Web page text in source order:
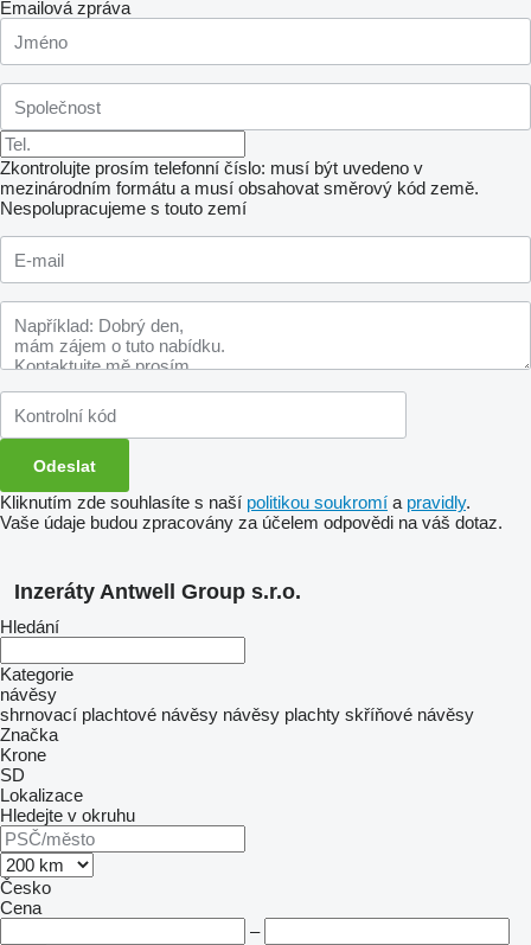
Emailová zpráva
Zkontrolujte prosím telefonní číslo: musí být uvedeno v
mezinárodním formátu a musí obsahovat směrový kód země.
Nespolupracujeme s touto zemí
Kliknutím zde souhlasíte s naší politikou soukromí a pravidly.
Vaše údaje budou zpracovány za účelem odpovědi na váš dotaz.
Inzeráty Antwell Group s.r.o.
Hledání
Kategorie
návěsy
shrnovací plachtové návěsy návěsy plachty skříňové návěsy
Značka
Krone
SD
Lokalizace
Hledejte v okruhu
Česko
Cena
–